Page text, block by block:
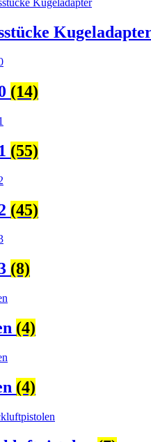
(14)
(55)
(45)
(8)
(4)
(4)